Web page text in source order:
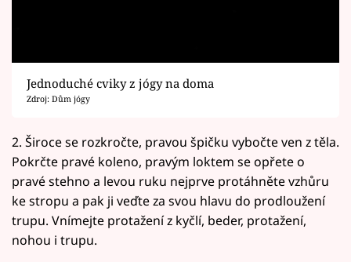
Jednoduché cviky z jógy na doma
Zdroj: Dům jógy
2. Široce se rozkročte, pravou špičku vybočte ven z těla.
Pokrčte pravé koleno, pravým loktem se opřete o
pravé stehno a levou ruku nejprve protáhněte vzhůru
ke stropu a pak ji veďte za svou hlavu do prodloužení
trupu. Vnímejte protažení z kyčlí, beder, protažení,
nohou i trupu.